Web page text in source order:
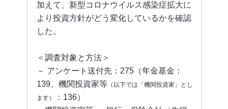
加えて、新型コロナウイルス感染症拡大に
より投資方針がどう変化しているかを確認
した。
＜調査対象と方法＞
－ アンケート送付先：275（年金基金：
139、機関投資家等（以下では「機関投資家」とし
ます）
：136）